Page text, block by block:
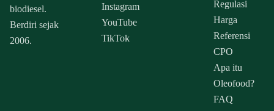
biodiesel.
Berdiri sejak
2006.
Instagram
YouTube
TikTok
Regulasi
Harga
Referensi
CPO
Apa itu
Oleofood?
FAQ